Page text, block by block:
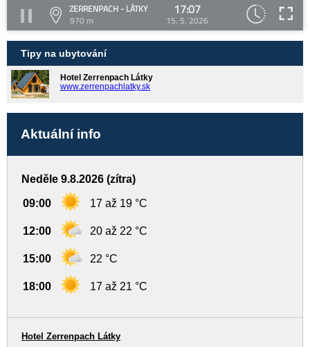
ZERRENPACH - LÁTKY
970 m
17:07
15. 5. 2026
Tipy na ubytování
Hotel Zerrenpach Látky
www.zerrenpachlatky.sk
Aktuální info
Neděle 9.8.2026 (zítra)
09:00 17 až 19 °C
12:00 20 až 22 °C
15:00 22 °C
18:00 17 až 21 °C
Hotel Zerrenpach Látky